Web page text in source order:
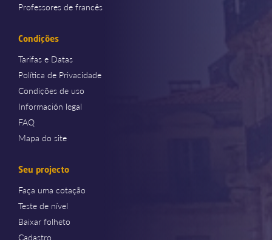
Professores de francês
Condições
Tarifas e Datas
Política de Privacidade
Condições de uso
Información legal
FAQ
Mapa do site
Seu projecto
Faça uma cotação
Teste de nível
Baixar folheto
Cadastro